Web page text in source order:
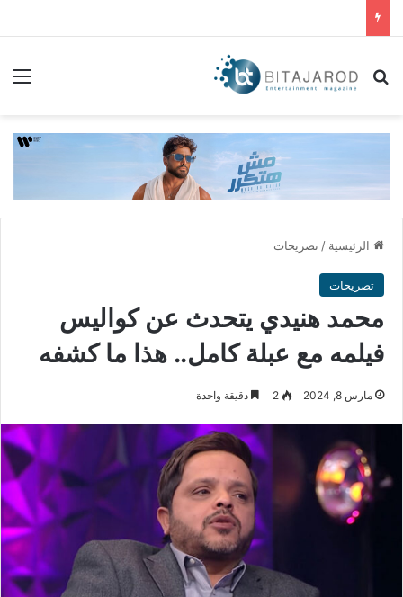
بحث عن
الرئيسية / تصريحات
تصريحات
محمد هنيدي يتحدث عن كواليس
فيلمه مع عبلة كامل.. هذا ما كشفه
مارس 8, 2024 2 دقيقة واحدة